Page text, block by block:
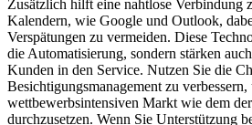
Zusätzlich hilft eine nahtlose Verbindung
Kalendern, wie Google und Outlook,
Verspätungen zu vermeiden. Diese
die Automatisierung, sondern stärken
Kunden in den Service. Nutzen Sie die
Besichtigungsmanagement zu
wettbewerbsintensiven Markt wie dem
durchzusetzen. Wenn Sie Unterstützung